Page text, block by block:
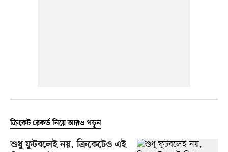
ক্রিকেট রেকর্ড নিয়ে আরও পড়ুন
শুধু ফুটবলেই নয়, ক্রিকেটেও এই